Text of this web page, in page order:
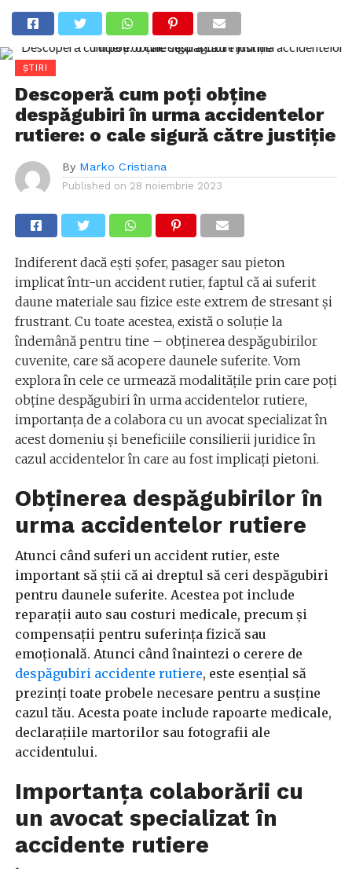
ȘTIRI
Descoperă cum poți obține
despăgubiri în urma accidentelor
rutiere: o cale sigură către justiție
By Marko Cristiana
Published on 28 noiembrie 2023
Indiferent dacă ești șofer, pasager sau pieton
implicat într-un accident rutier, faptul că ai suferit
daune materiale sau fizice este extrem de stresant și
frustrant. Cu toate acestea, există o soluție la
îndemână pentru tine – obținerea despăgubirilor
cuvenite, care să acopere daunele suferite. Vom
explora în cele ce urmează modalitățile prin care poți
obține despăgubiri în urma accidentelor rutiere,
importanța de a colabora cu un avocat specializat în
acest domeniu și beneficiile consilierii juridice în
cazul accidentelor în care au fost implicați pietoni.
Obținerea despăgubirilor în
urma accidentelor rutiere
Atunci când suferi un accident rutier, este
important să știi că ai dreptul să ceri despăgubiri
pentru daunele suferite. Acestea pot include
reparații auto sau costuri medicale, precum și
compensații pentru suferința fizică sau
emoțională. Atunci când înaintezi o cerere de
despăgubiri accidente rutiere, este esențial să
prezinți toate probele necesare pentru a susține
cazul tău. Acesta poate include rapoarte medicale,
declarațiile martorilor sau fotografii ale
accidentului.
Importanța colaborării cu
un avocat specializat în
accidente rutiere